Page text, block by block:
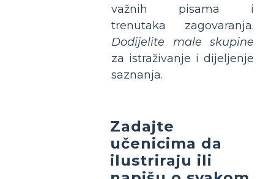
važnih pisama i
trenutaka zagovaranja.
Dodijelite male skupine
za istraživanje i dijeljenje
saznanja.
Zadajte
učenicima da
ilustriraju ili